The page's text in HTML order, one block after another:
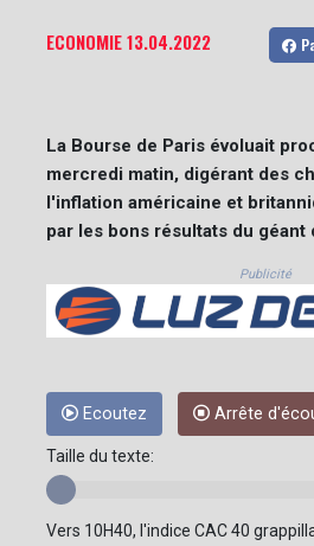
ECONOMIE13.04.2022
La Bourse de Paris évoluait
mercredi matin, digérant des
l'inflation américaine et
par les bons résultats du géant
Publicité
Ecoutez Arrête
Taille du texte:
Vers 10H40, l'indice CAC 40